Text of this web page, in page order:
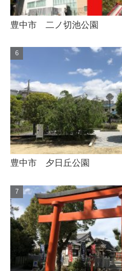
豊中市 二ノ切池公園
豊中市 夕日丘公園